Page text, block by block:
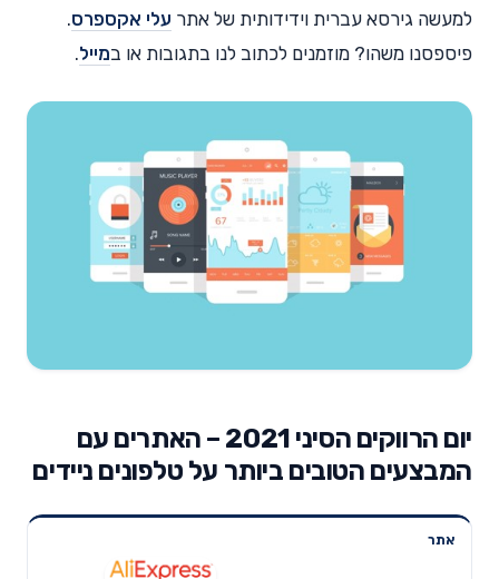
למעשה גירסא עברית וידידותית של אתר עלי אקספרס.
פיספסנו משהו? מוזמנים לכתוב לנו בתגובות או במייל.
יום הרווקים הסיני 2021 – האתרים עם
המבצעים הטובים ביותר על טלפונים ניידים
אתר